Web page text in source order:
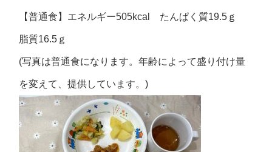
【普通食】エネルギー505kcal たんぱく質19.5ｇ
脂質16.5ｇ
(写真は普通食になります。年齢によって盛り付け量
を変えて、提供しています。)